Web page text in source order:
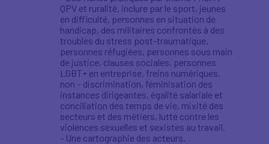
QPV et ruralité, inclure par le sport, jeunes
en difficulté, personnes en situation de
handicap, des militaires confrontés à des
troubles du stress post-traumatique,
personnes réfugiées, personnes sous main
de justice, clauses sociales, personnes
LGBT+ en entreprise, freins numériques,
non – discrimination, féminisation des
instances dirigeantes, égalité salariale et
conciliation des temps de vie, mixité des
secteurs et des métiers, lutte contre les
violences sexuelles et sexistes au travail.
- Une cartographie des acteurs.